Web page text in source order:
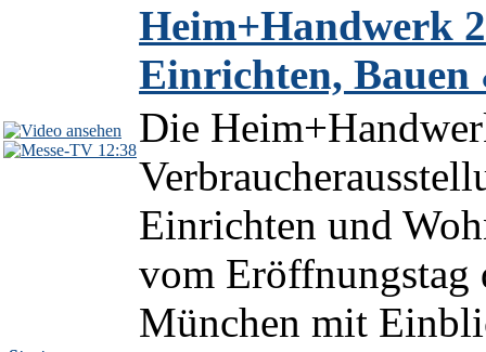
12:38
Heim+Handwerk
Einrichten, Bauen
Die
Einrichten und
vom
München mit